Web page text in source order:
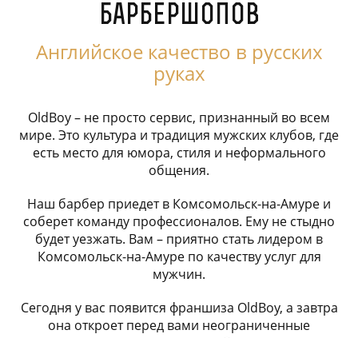
барбершопов
Английское качество в русских
руках
OldBoy – не просто сервис, признанный во всем
мире. Это культура и традиция мужских клубов, где
есть место для юмора, стиля и неформального
общения.
Наш барбер приедет в Комсомольск-на-Амуре и
соберет команду профессионалов. Ему не стыдно
будет уезжать. Вам – приятно стать лидером в
Комсомольск-на-Амуре по качеству услуг для
мужчин.
Сегодня у вас появится франшиза OldBoy, а завтра
она откроет перед вами неограниченные